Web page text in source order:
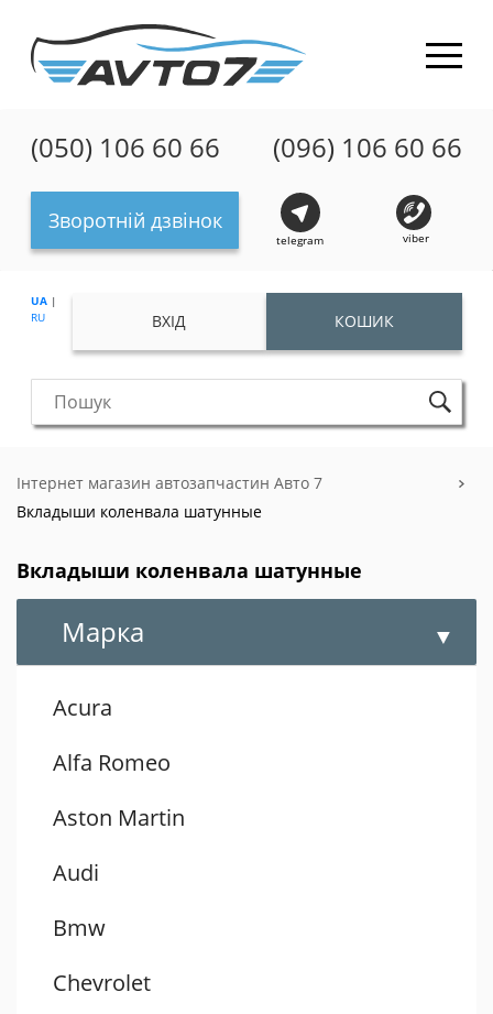
(050) 106 60 66 (096) 106 60 66
Зворотній дзвінок
telegram viber
UA |
RU
ВХІД КОШИК
Інтернет магазин автозапчастин Авто 7
Вкладыши коленвала шатунные
Вкладыши коленвала шатунные
Марка
Acura
Alfa Romeo
Aston Martin
Audi
Bmw
Chevrolet